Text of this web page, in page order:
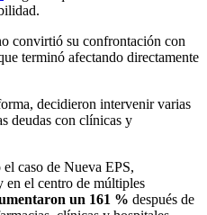
convirtió su confrontación con
terminó afectando directamente
decidieron intervenir varias
deudas con clínicas y
caso de Nueva EPS,
el centro de múltiples
un 161 % después de